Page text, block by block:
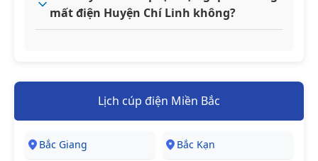
mất điện Huyện Chí Linh không?
Lịch cúp điện Miền Bắc
Bắc Giang Bắc Kạn